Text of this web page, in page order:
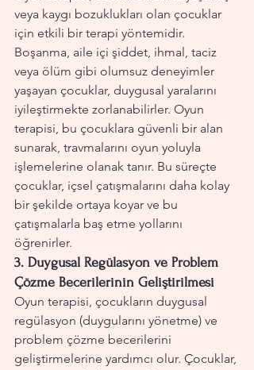
veya kaygı bozuklukları olan çocuklar
için etkili bir terapi yöntemidir.
Boşanma, aile içi şiddet, ihmal, taciz
veya ölüm gibi olumsuz deneyimler
yaşayan çocuklar, duygusal yaralarını
iyileştirmekte zorlanabilirler. Oyun
terapisi, bu çocuklara güvenli bir alan
sunarak, travmalarını oyun yoluyla
işlemelerine olanak tanır. Bu süreçte
çocuklar, içsel çatışmalarını daha kolay
bir şekilde ortaya koyar ve bu
çatışmalarla baş etme yollarını
öğrenirler.
3. Duygusal Regülasyon ve Problem
Çözme Becerilerinin Geliştirilmesi
Oyun terapisi, çocukların duygusal
regülasyon (duygularını yönetme) ve
problem çözme becerilerini
geliştirmelerine yardımcı olur. Çocuklar,